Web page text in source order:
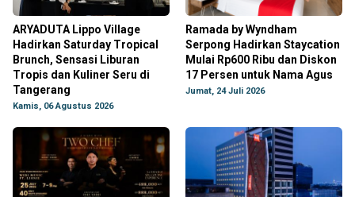
ARYADUTA Lippo Village
Hadirkan Saturday Tropical
Brunch, Sensasi Liburan
Tropis dan Kuliner Seru di
Tangerang
Kamis, 06 Agustus 2026
Ramada by Wyndham
Serpong Hadirkan Staycation
Mulai Rp600 Ribu dan Diskon
17 Persen untuk Nama Agus
Jumat, 24 Juli 2026